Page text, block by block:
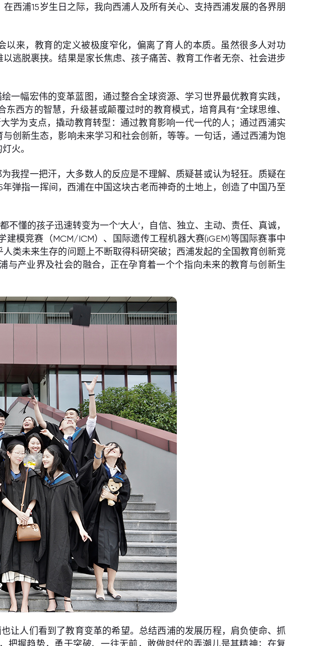
西浦15岁生日之际，我向西浦人及所有关心、支持西浦发展的各界朋
来，教育的定义被极度窄化，偏离了育人的本质。虽然很多人对功
逃脱裹挟。结果是家长焦虑、孩子痛苦、教育工作者无奈、社会进步
一幅宏伟的变革蓝图，通过整合全球资源、学习世界最优教育实践，
西方的智慧，升级甚或颠覆过时的教育模式，培育具有“全球思维、
学为支点，撬动教育转型：通过教育影响一代一代的人；通过西浦实
创新生态，影响未来学习和社会创新，等等。一句话，通过西浦为饱
火。
我捏一把汗，大多数人的反应是不理解、质疑甚或认为轻狂。质疑在
弹指一挥间，西浦在中国这块古老而神奇的土地上，创造了中国乃至
懂的孩子迅速转变为一个‘大人’，自信、独立、主动、责任、真诚，
模竞赛（MCM/ICM）、国际遗传工程机器大赛(iGEM)等国际赛事中
类未来生存的问题上不断取得科研突破；西浦发起的全国教育创新竞
产业界及社会的融合，正在孕育着一个个指向未来的教育与创新生
让人们看到了教育变革的希望。总结西浦的发展历程，肩负使命、抓
握趋势，勇于突破、一往无前，敢做时代的弄潮儿是其精神；在复